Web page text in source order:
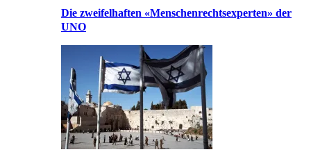
Die zweifelhaften «Menschenrechtsexperten» der
UNO